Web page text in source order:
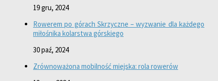
19 gru, 2024
Rowerem po górach Skrzyczne – wyzwanie dla każdego
miłośnika kolarstwa górskiego
30 paź, 2024
Zrównoważona mobilność miejska: rola rowerów